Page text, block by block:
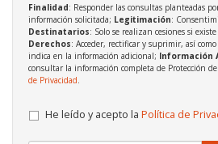
Finalidad: Responder las consultas planteadas
información solicitada; Legitimación:
Destinatarios: Solo se realizan cesiones si
Derechos: Acceder, rectificar y suprimir, así como
indica en la información adicional; Información
consultar la información completa de Protección
de Privacidad
He leído y acepto la Política de